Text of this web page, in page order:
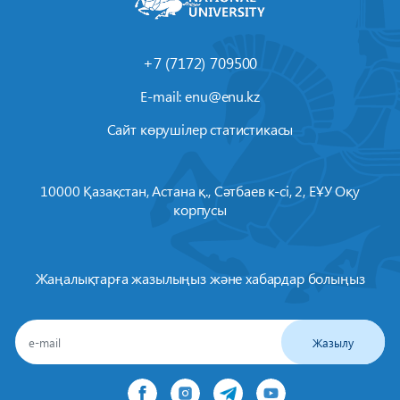
+7 (7172) 709500
E-mail:enu@enu.kz
Сайт көрушілер статистикасы
10000 Қазақстан, Астана қ., Сәтбаев к-сі, 2, ЕҰУ Оқу
корпусы
Жаңалықтарға жазылыңыз және хабардар болыңыз
Жазылу